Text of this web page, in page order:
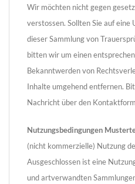
Wir möchten nicht gegen
verstossen. Sollten Sie auf
dieser Sammlung von
bitten wir um einen
Bekanntwerden von
Inhalte umgehend entfernen.
Nachricht über den
Nutzungsbedingungen
(nicht kommerzielle) Nutzung
Ausgeschlossen ist eine
und artverwandten